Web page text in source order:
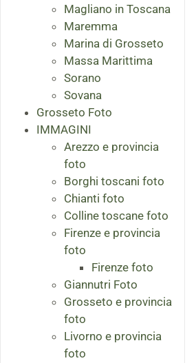
Magliano in Toscana
Maremma
Marina di Grosseto
Massa Marittima
Sorano
Sovana
Grosseto Foto
IMMAGINI
Arezzo e provincia
foto
Borghi toscani foto
Chianti foto
Colline toscane foto
Firenze e provincia
foto
Firenze foto
Giannutri Foto
Grosseto e provincia
foto
Livorno e provincia
foto